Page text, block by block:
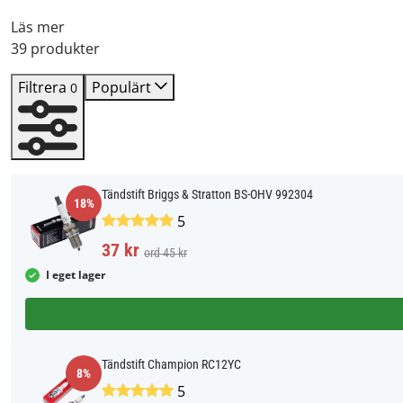
Läs mer
39 produkter
Filtrera 0 Populärt
18%
Tändstift Briggs & Stratton BS-OHV 992304
5
37 kr ord 45 kr
I eget lager
8%
Tändstift Champion RC12YC
5